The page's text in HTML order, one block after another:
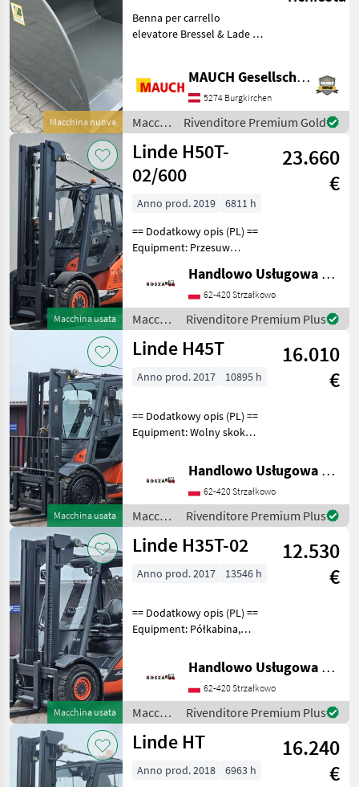
Macchina nuova
Benna per carrello
elevatore Bressel & Lade •
esistente (portaforche ISO 2
- altezza 407 mm o
portaforche ISO 3
MAUCH Gesellschaft m.b.H. & Co.KG
5274 Burgkirchen
Macchinari
elevatori
e per
magazzino
/
Sonstige
Rivenditore Premium Gold
Macchina usata
Linde H50T-
02/600
23.660
€
Anno prod. 2019
6811 h
== Dodatkowy opis (PL) ==
Equipment: Przesuw
Wolny skok wideł
Additional info: Stan:
Bardzo dobry, Możliwość
UDT Carburante: Gas, Tipo
di
Handlowo Usługowa Alanex Alan Roszak
62-420 Strzałkowo
Macchinari
elevatori
e per
/ Linde
Rivenditore Premium Plus
Macchina usata
Linde H45T
16.010
€
Anno prod. 2017 10895 h
== Dodatkowy opis (PL) ==
Equipment: Wolny skok
Pełna kabina, Ogrzewanie
Additional info: Stan:
Bardzo dobry, Możliwość
UDT Carburante:
Handlowo Usługowa Alanex Alan Roszak
62-420 Strzałkowo
Macchinari
elevatori
e per
/ Linde
Rivenditore Premium Plus
Macchina usata
Linde H35T-02
12.530
€
Anno prod. 2017 13546 h
== Dodatkowy opis (PL) ==
Equipment: Półkabina,
boczny Additional info:
Stan: Bardzo dobry,
Możliwość UDT Carburante:
Gas, Tipo di albero d
Handlowo Usługowa Alanex Alan Roszak
62-420 Strzałkowo
Macchinari
elevatori
e per
/ Linde
Rivenditore Premium Plus
Linde HT
16.240
€
Anno prod. 2018 6963 h